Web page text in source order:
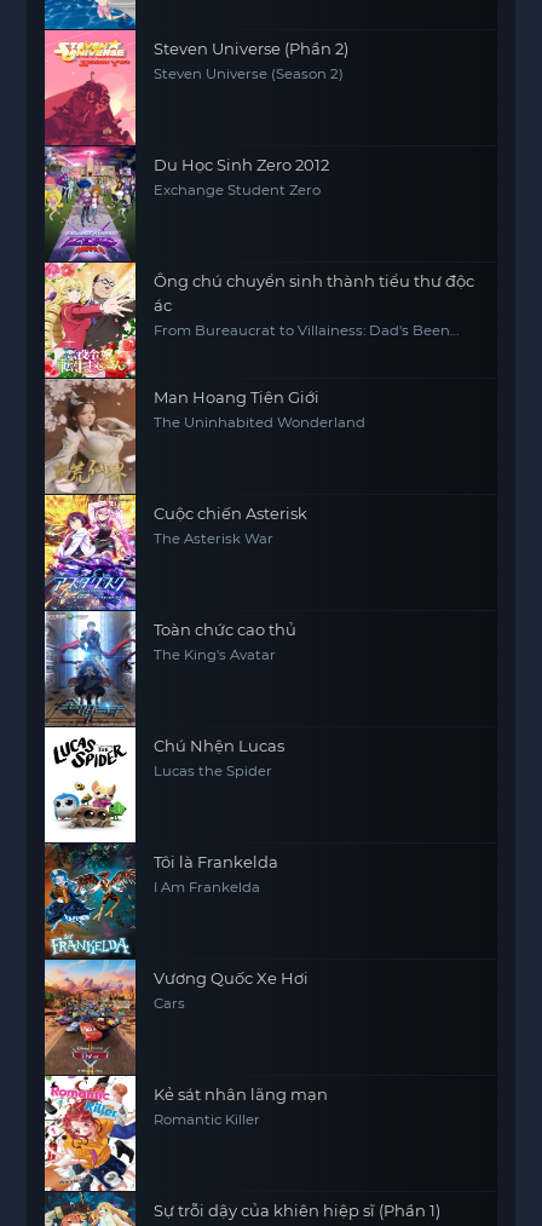
Steven Universe (Phần 2)
Steven Universe (Season 2)
Du Học Sinh Zero 2012
Exchange Student Zero
Ông chú chuyển sinh thành tiểu thư độc
ác
From Bureaucrat to Villainess: Dad's Been
Man Hoang Tiên Giới
The Uninhabited Wonderland
Cuộc chiến Asterisk
The Asterisk War
Toàn chức cao thủ
The King's Avatar
Chú Nhện Lucas
Lucas the Spider
Tôi là Frankelda
I Am Frankelda
Vương Quốc Xe Hơi
Cars
Kẻ sát nhân lãng mạn
Romantic Killer
Sự trỗi dậy của khiên hiệp sĩ (Phần 1)